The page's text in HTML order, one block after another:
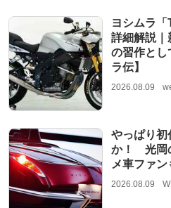
ヨシムラ「
詳細解説｜
の習作とし
ラ伝】
2026.08.09
やっぱり初
か！ 光岡
メ車ファ
2026.08.09